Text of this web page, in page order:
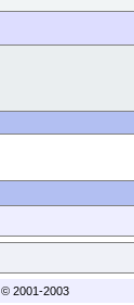
© 2001-2003